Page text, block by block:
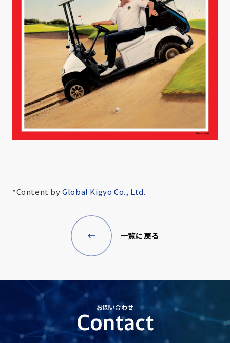
*Content byGlobal Kigyo Co., Ltd.
一覧に戻る
お問い合わせ
Contact